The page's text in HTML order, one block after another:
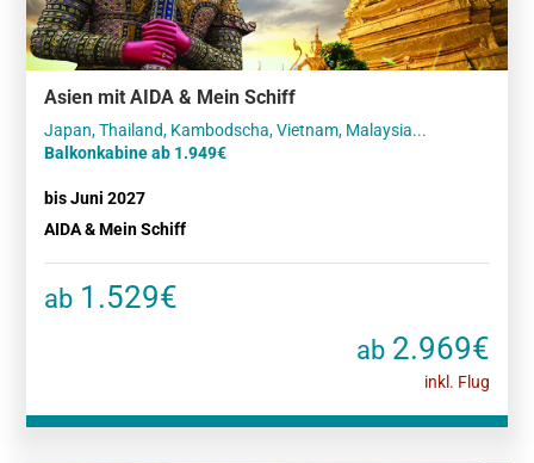
Asien mit AIDA & Mein Schiff
Balkonkabine ab 1.949€
bis Juni 2027
AIDA & Mein Schiff
ab 1.529€
ab2.969€
inkl. Flug